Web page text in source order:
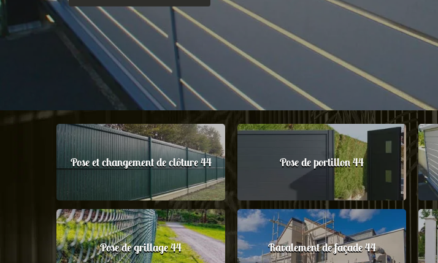
Pose et changement de clôture 44 Pose de portillon 44
Pose de grillage 44 Ravalement de façade 44